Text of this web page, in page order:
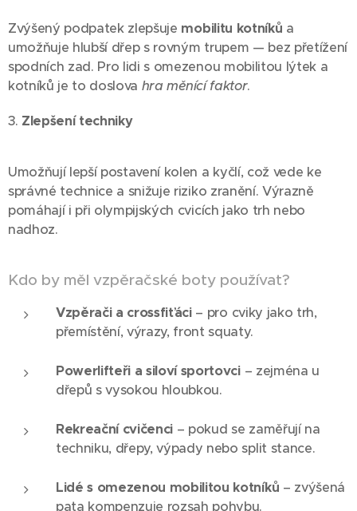
Zvýšený podpatek zlepšuje mobilitu kotníků a
umožňuje hlubší dřep s rovným trupem — bez přetížení
spodních zad. Pro lidi s omezenou mobilitou lýtek a
kotníků je to doslova hra měnící faktor.
3. Zlepšení techniky
Umožňují lepší postavení kolen a kyčlí, což vede ke
správné technice a snižuje riziko zranění. Výrazně
pomáhají i při olympijských cvicích jako trh nebo
nadhoz.
Kdo by měl vzpěračské boty používat?
Vzpěrači a crossfiťáci– pro cviky jako trh,
přemístění, výrazy, front squaty.
Powerlifteři a siloví sportovci– zejména u
dřepů s vysokou hloubkou.
Rekreační cvičenci – pokud se zaměřují na
techniku, dřepy, výpady nebo split stance.
Lidé s omezenou mobilitou kotníků – zvýšená
pata kompenzuje rozsah pohybu.